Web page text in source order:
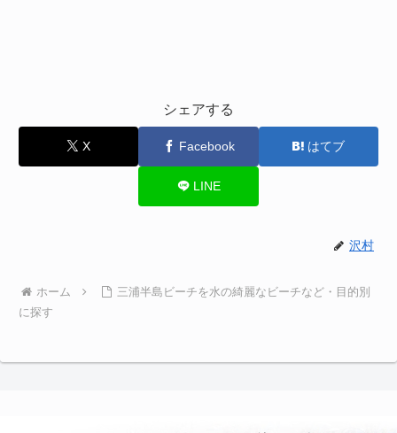
シェアする
X Facebook はてブ
LINE
沢村
ホーム
三浦半島ビーチを水の綺麗なビーチなど・目的別
に探す